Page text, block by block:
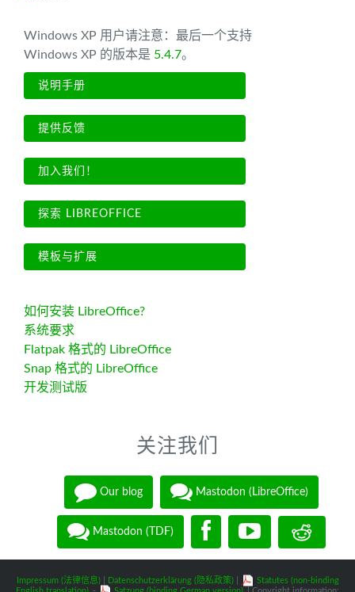
Windows XP 用户请注意：最后一个支持
Windows XP 的版本是 5.4.7。
说明手册
提供反馈
加入我们！
探索 LIBREOFFICE
模板与扩展
如何安装 LibreOffice?
系统要求
Flatpak 格式的 LibreOffice
Snap 格式的 LibreOffice
开发测试版
关注我们
Our blog Mastodon (LibreOffice)
Mastodon (TDF)
Impressum (法律信息)| Datenschutzerklärung (隐私政策)|
Statutes (non-binding